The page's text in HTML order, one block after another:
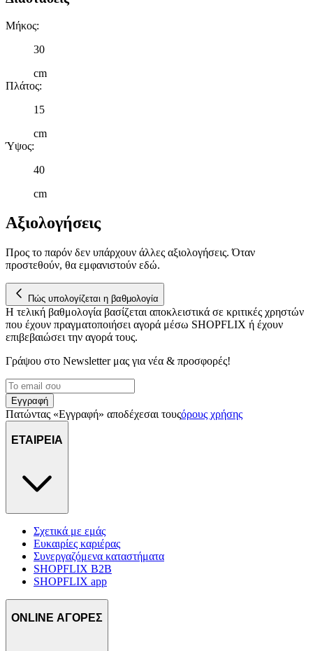
διαφημίσεων και περιεχομένου, τις μετρήσεις σχετικά με
διαφημίσεις και περιεχόμενο, την καλύτερη εικόνα του κοινού
μας και την ανάπτυξη προϊόντων. Επίσης, κοινοποιούμε
πληροφορίες σχετικά με την από μέρους σας χρήση της
δικτύωσης, διαφημίσεων και ανάλυσης.
Μήκος:
30
cm
Πλάτος:
15
cm
Ύψος:
40
cm
Αξιολογήσεις
Προς το παρόν δεν υπάρχουν άλλες αξιολογήσεις. Όταν
προστεθούν, θα εμφανιστούν εδώ.
Πώς υπολογίζεται η βαθμολογία
Η τελική βαθμολογία βασίζεται αποκλειστικά σε κριτικές χρηστών
που έχουν πραγματοποιήσει αγορά μέσω SHOPFLIX ή έχουν
επιβεβαιώσει την αγορά τους.
Γράψου στο Νewsletter μας για νέα & προσφορές!
Εγγραφή
Πατώντας «Εγγραφή» αποδέχεσαι τουςόρους χρήσης
ΕΤΑΙΡΕΙΑ
Σχετικά με εμάς
Ευκαιρίες καριέρας
Συνεργαζόμενα καταστήματα
SHOPFLIX B2B
SHOPFLIX app
ONLINE ΑΓΟΡΕΣ